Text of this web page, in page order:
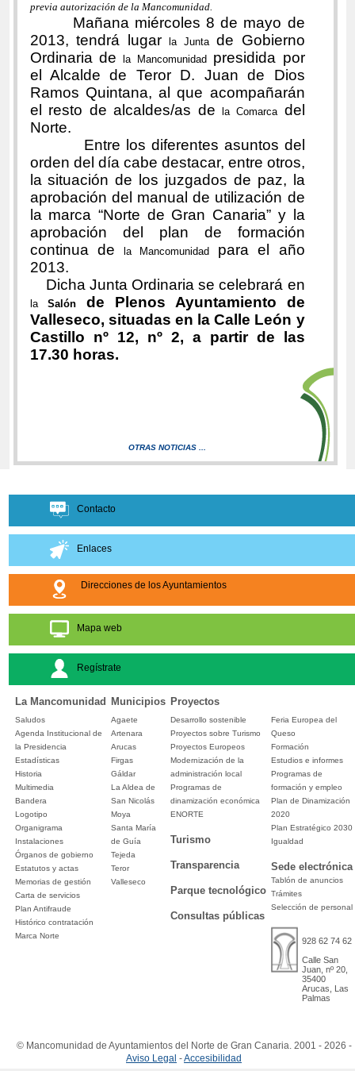
previa autorización de la Mancomunidad.
Mañana miércoles 8 de mayo de
2013, tendrá lugar
la Juntade Gobierno
Ordinaria dela Mancomunidadpresidida por
el Alcalde de Teror D. Juan de Dios
Ramos Quintana, al que acompañarán
el resto de alcaldes/as dela Comarcadel
Norte.
Entre los diferentes asuntos del
orden del día cabe destacar, entre otros,
la situación de los juzgados de paz, la
aprobación del manual de utilización de
la marca “Norte de Gran Canaria” y la
aprobación del plan de formación
continua de
la Mancomunidad
para el año
2013.
Dicha Junta Ordinaria se celebrará en
la Salónde Plenos Ayuntamiento de
Valleseco, situadas en la Calle León y
Castillo nº 12, nº 2, a partir de las
17.30 horas.
OTRAS NOTICIAS ...
Contacto
Enlaces
Direcciones de los Ayuntamientos
Mapa web
Regístrate
La Mancomunidad Municipios Proyectos
Saludos
Agenda Institucional de
la Presidencia
Estadísticas
Historia
Multimedia
Bandera
Logotipo
Organigrama
Instalaciones
Órganos de gobierno
Estatutos y actas
Memorias de gestión
Carta de servicios
Plan Antifraude
Histórico contratación
Marca Norte
Agaete
Artenara
Arucas
Firgas
Gáldar
La Aldea de
San Nicolás
Moya
Santa María
de Guía
Tejeda
Teror
Valleseco
Desarrollo sostenible
Proyectos sobre Turismo
Proyectos Europeos
Modernización de la
administración local
Programas de
dinamización económica
ENORTE
Turismo
Transparencia
Parque tecnológico
Consultas públicas
Feria Europea del
Queso
Formación
Estudios e informes
Programas de
formación y empleo
Plan de Dinamización
2020
Plan Estratégico 2030
Igualdad
Sede electrónica
Tablón de anuncios
Trámites
Selección de personal
928 62 74 62
Calle San
Juan, nº 20,
35400
Arucas, Las
Palmas
© Mancomunidad de Ayuntamientos del Norte de Gran Canaria. 2001 - 2026 -
Aviso Legal -Accesibilidad